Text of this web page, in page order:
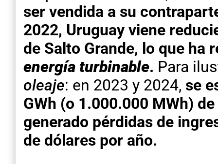
ser vendida a su
2022, Uruguay viene
de Salto Grande, lo que ha
energía turbinable. Para
oleaje: en 2023 y 2024, se
GWh (o 1.000.000 MWh)
generado pérdidas de
de dólares por año.